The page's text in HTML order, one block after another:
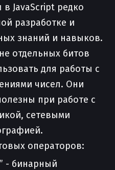
JavaScript редко
разработке и
знаний и навыков.
отдельных битов
для работы с
чисел. Они
при работе с
сетевыми
операторов:
- бинарный